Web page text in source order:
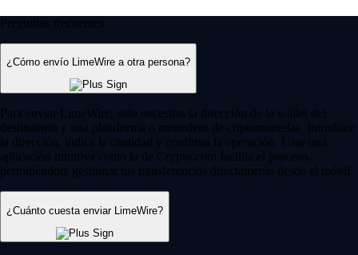
Preguntas frecuentes
¿Cómo envío LimeWire a otra persona?
Para enviar LimeWire, solo necesitas la dirección de la wallet del
destinatario y una plataforma o monedero de criptomonedas. Introduce
la dirección, indica la cantidad y confirma la operación. Usar una
aplicación intuitiva como la de Crypto.com facilita el proceso,
permitiéndote gestionar tus transferencias directamente desde el móvil.
¿Cuánto cuesta enviar LimeWire?